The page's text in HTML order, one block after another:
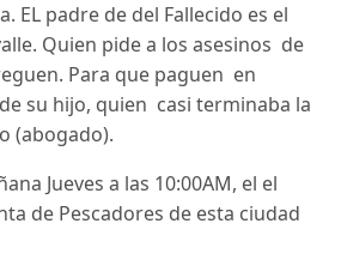
EL padre de del Fallecido es el
Quien pide a los asesinos de
Para que paguen en
su hijo, quien casi terminaba la
(abogado).
Jueves a las 10:00AM, el el
de Pescadores de esta ciudad